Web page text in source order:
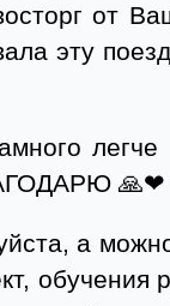
от
эту
🙏❤
а
обучения